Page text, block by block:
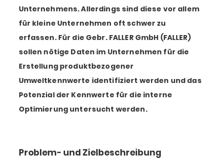
Unternehmens. Allerdings sind diese vor allem
für kleine Unternehmen oft schwer zu
erfassen. Für die Gebr. FALLER GmbH (FALLER)
sollen nötige Daten im Unternehmen für die
Erstellung produktbezogener
Umweltkennwerte identifiziert werden und das
Potenzial der Kennwerte für die interne
Optimierung untersucht werden.
Problem- und Zielbeschreibung